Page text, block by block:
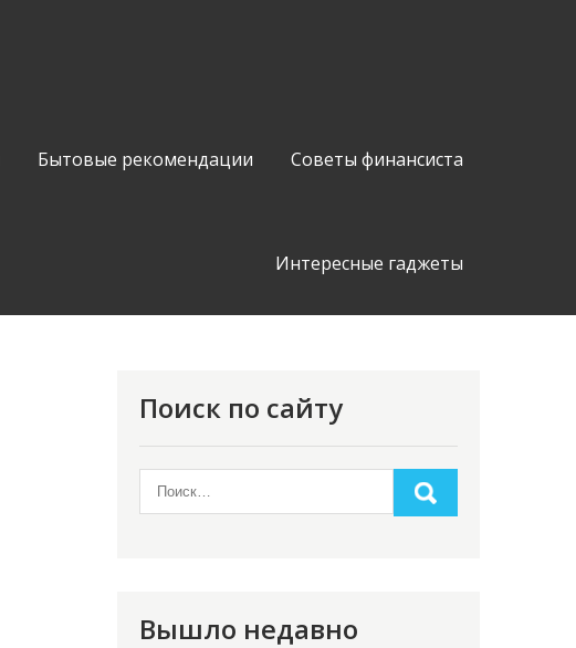
Бытовые рекомендации Советы финансиста
Интересные гаджеты
Поиск по сайту
Вышло недавно